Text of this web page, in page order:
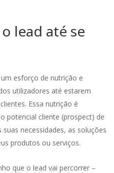
lead até se
esforço de nutrição e
utilizadores até estarem
Essa nutrição é
potencial cliente (prospect) de
necessidades, as soluções
produtos ou serviços.
que o lead vai percorrer –